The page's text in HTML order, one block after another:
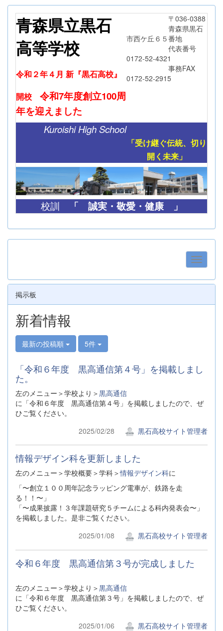
青森県立黒石
高等学校
令和２年４月 新『黒石高校』
開校
令和7年度創立100周
年を迎えました
〒036-0388
青森県黒石
市西ケ丘６５番地
代表番号
0172-52-4321
事務FAX
0172-52-2915
Kuroishi High School
「受け継ぐ伝統、切り
開く未来」
校訓 「 誠実・敬愛・健康 」
掲示板
新着情報
最新の投稿順 5件
「令和６年度 黒高通信第４号」を掲載しまし
た。
左のメニュー＞学校より＞黒高通信
に「令和６年度 黒高通信第４号」を掲載しましたので、ぜ
ひご覧ください。
2025/02/28
黒石高校サイト管理者
情報デザイン科を更新しました
左のメニュー＞学校概要＞学科＞情報デザイン科に
「〜創立１００周年記念ラッピング電車が、鉄路を走
る！！〜」
「〜成果披露！３年課題研究５チームによる科内発表会〜」
を掲載しました。是非ご覧ください。
2025/01/08
黒石高校サイト管理者
令和６年度 黒高通信第３号が完成しました
左のメニュー＞学校より＞黒高通信
に「令和６年度 黒高通信第３号」を掲載しましたので、ぜ
ひご覧ください。
2025/01/06
黒石高校サイト管理者